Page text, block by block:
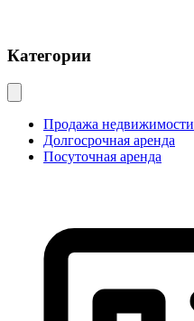
Категории
Продажа недвижимости
Долгосрочная аренда
Посуточная аренда